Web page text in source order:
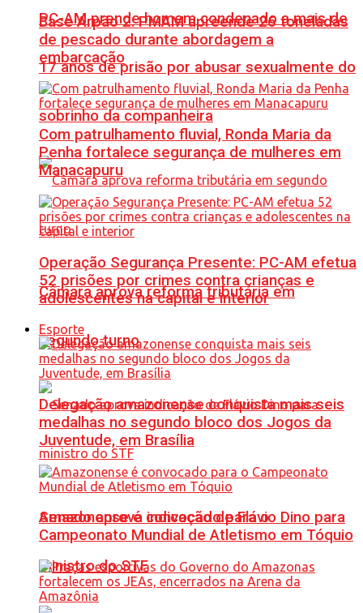
PC-AM prende homem condenado a mais de
17 anos de prisão por abusar sexualmente do
sobrinho da companheira
Câmara aprova reforma tributária em
segundo turno
Senado aprova indicação de Flávio Dino para
ministro do STF
Base Arpão 2: PMAM apreende 26 toneladas
de pescado durante abordagem a
embarcação
Com patrulhamento fluvial, Ronda Maria da
Penha fortalece segurança de mulheres em
Manacapuru
Operação Segurança Presente: PC-AM efetua
52 prisões por crimes contra crianças e
adolescentes na capital e interior
Esporte
Delegação amazonense conquista mais seis
medalhas no segundo bloco dos Jogos da
Juventude, em Brasília
Amazonense é convocado para o
Campeonato Mundial de Atletismo em Tóquio